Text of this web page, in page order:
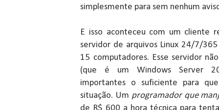
simplesmente para sem nenhum
E isso aconteceu com um cliente
servidor de arquivos Linux 24/7/
15 computadores. Esse servidor
(que é um Windows Server
importantes o suficiente para
situação. Um programador que